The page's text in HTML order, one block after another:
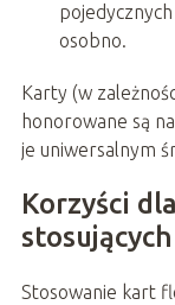
osobno.
Karty (w
honorowane są
je uniwersalnym
Korzyści
Stosowanie kart